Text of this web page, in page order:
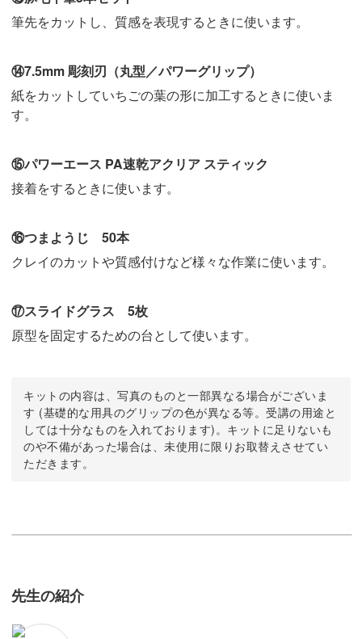
筆先をカットし、質感を表現するときに使います。
⑭7.5mm 彫刻刃（丸型／パワーグリップ）
紙をカットしていちごの葉の形に加工するときに使いま
す。
⑮パワーエース PA速乾アクリア スティック
接着をするときに使います。
⑯つまようじ 50本
クレイのカットや質感付けなど様々な作業に使います。
⑰スライドグラス 5枚
原型を固定するための台として使います。
キットの内容は、写真のものと一部異なる場合がございま
す (基礎的な用具のグリップの色が異なる等。受講の用途と
しては十分なものを入れております)。キットに足りないも
のや不備があった場合は、未使用に限りお取替えさせてい
ただきます。
先生の紹介